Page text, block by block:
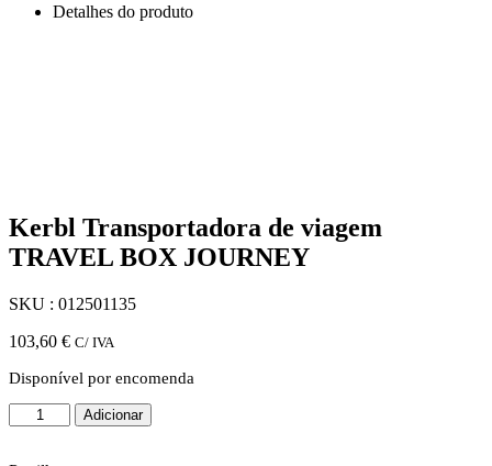
Detalhes do produto
Kerbl Transportadora de viagem
TRAVEL BOX JOURNEY
SKU : 012501135
103,60 € C/ IVA
Disponível por encomenda
Quantidade
de
Adicionar